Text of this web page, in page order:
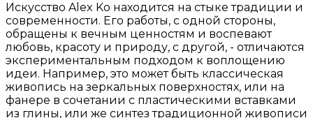
Искусство Alex Ko находится на стыке традиции и
современности. Его работы, с одной стороны,
обращены к вечным ценностям и воспевают
любовь, красоту и природу, с другой, - отличаются
экспериментальным подходом к воплощению
идеи. Например, это может быть классическая
живопись на зеркальных поверхностях, или на
фанере в сочетании с пластическими вставками
из глины, или же синтез традиционной живописи